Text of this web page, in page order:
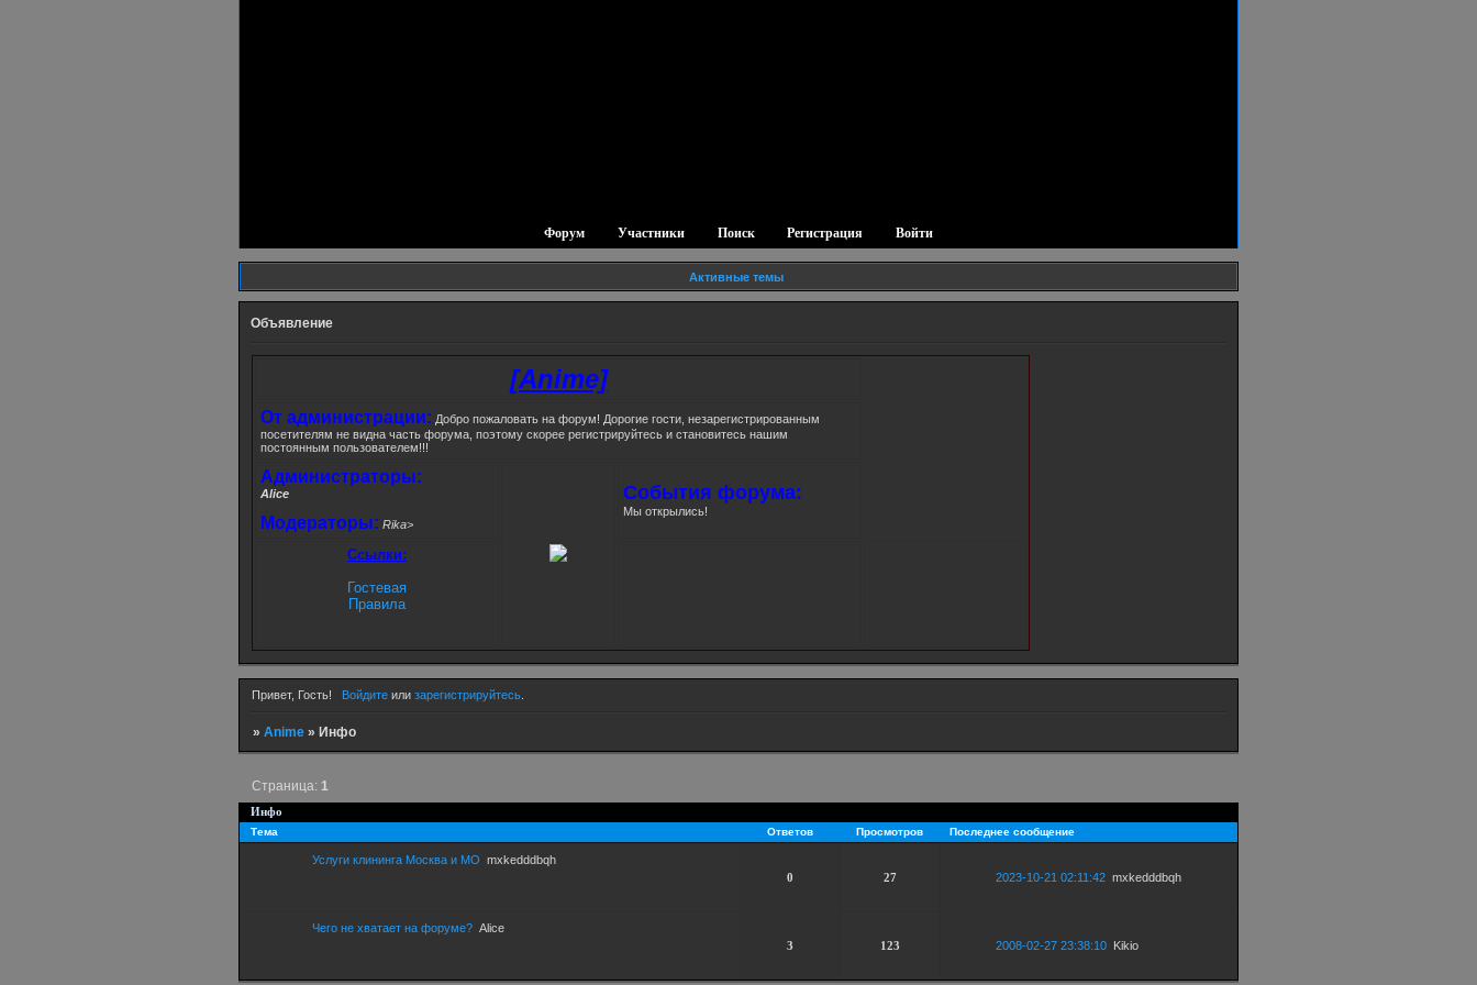
Форум Участники Поиск Регистрация Войти
Активные темы
Объявление
[Anime]
От администрации: Добро пожаловать на форум! Дорогие гости, незарегистрированным
посетителям не видна часть форума, поэтому скорее регистрируйтесь и становитесь нашим
постоянным пользователем!!!
Администраторы:
Alice
Модераторы: Rika>
События форума:
Мы открылись!
Ссылки:
Гостевая
Правила
Привет, Гость! Войдитеили зарегистрируйтесь.
»Anime » Инфо
Инфо
Страница: 1
Тема Ответов Просмотров Последнее сообщение
Услуги клининга Москва и МО mxkedddbqh
0
27 2023-10-21 02:11:42 mxkedddbqh
Чего не хватает на форуме? Alice
3
123 2008-02-27 23:38:10 Kikio